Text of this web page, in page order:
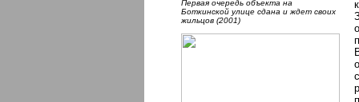
Первая очередь объекта на
Боткинской улице сдана и ждет своих
жильцов (2001)